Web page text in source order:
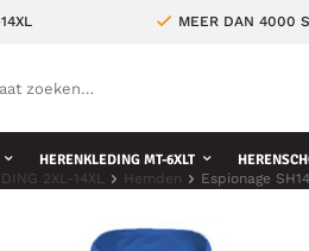
MEER DAN 4000
HERENKLEDING MT-6XLT
2XL-14XL Hemden Espionage